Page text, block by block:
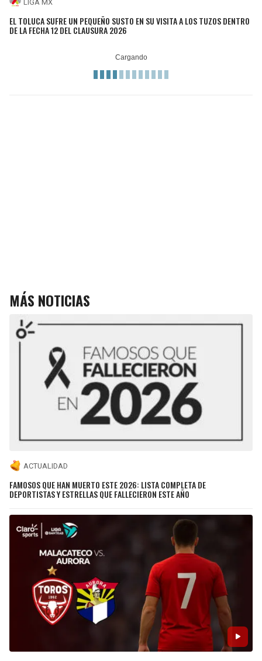
LIGA MX
EL TOLUCA SUFRE UN PEQUEÑO SUSTO EN SU VISITA A LOS TUZOS DENTRO
DE LA FECHA 12 DEL CLAUSURA 2026
MÁS NOTICIAS
ACTUALIDAD
FAMOSOS QUE HAN MUERTO ESTE 2026: LISTA COMPLETA DE
DEPORTISTAS Y ESTRELLAS QUE FALLECIERON ESTE AÑO